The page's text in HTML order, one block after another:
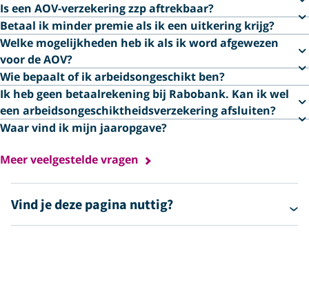
Is een AOV-verzekering zzp aftrekbaar?
Betaal ik minder premie als ik een uitkering krijg?
Welke mogelijkheden heb ik als ik word afgewezen
voor de AOV?
Wie bepaalt of ik arbeidsongeschikt ben?
Ik heb geen betaalrekening bij Rabobank. Kan ik wel
een arbeids­ongeschiktheids­verzekering afsluiten?
Waar vind ik mijn jaaropgave?
Meer veelgestelde vragen
Vind je deze pagina nuttig?